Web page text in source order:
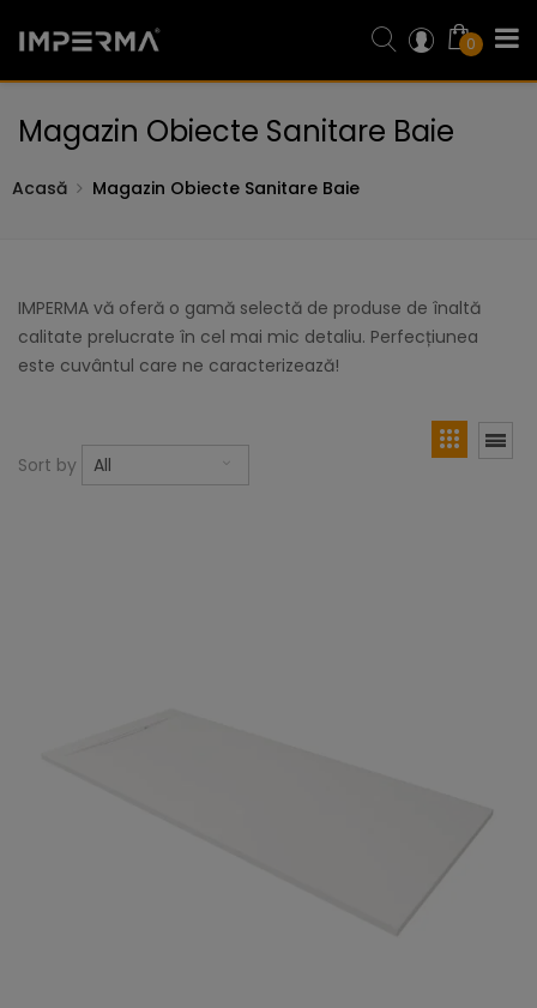
0
Magazin Obiecte Sanitare Baie
Acasă Magazin Obiecte Sanitare Baie
IMPERMA vă oferă o gamă selectă de produse de înaltă
calitate prelucrate în cel mai mic detaliu. Perfecțiunea
este cuvântul care ne caracterizează!
Sort by All